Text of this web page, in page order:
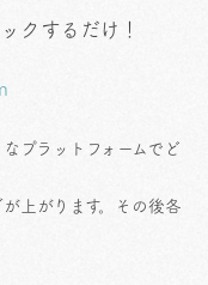
クするだけ！
プラットフォームでど
上がります。その後各